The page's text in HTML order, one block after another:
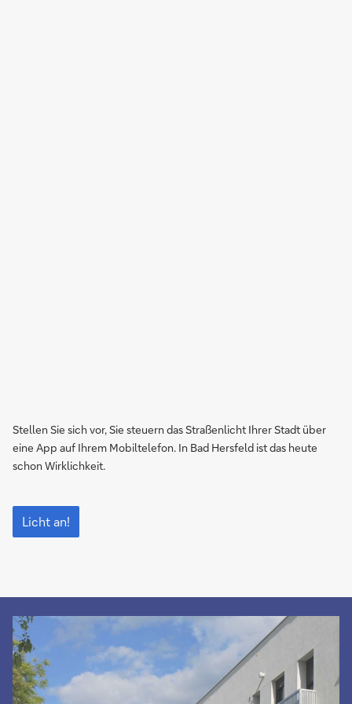
Stellen Sie sich vor, Sie steuern das Straßenlicht Ihrer Stadt über
eine App auf Ihrem Mobiltelefon. In Bad Hersfeld ist das heute
schon Wirklichkeit.
Der
Bürger
macht
Licht an!